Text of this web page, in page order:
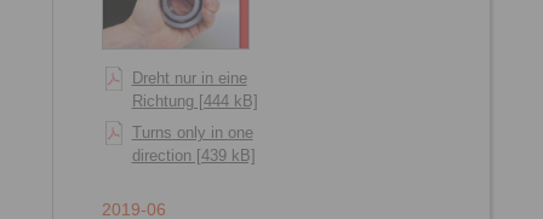
Dreht nur in eine
Richtung [444 kB]
Turns only in one
direction [439 kB]
2019-06